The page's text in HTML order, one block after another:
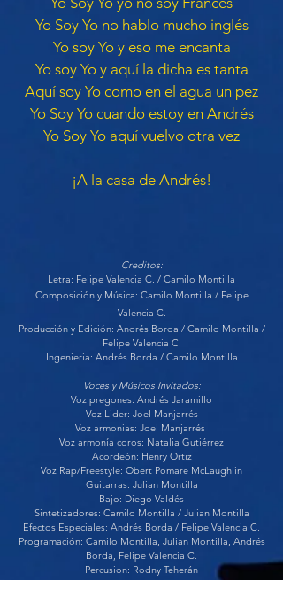
Yo Soy Yo no hablo mucho inglés
Yo soy Yo y eso me encanta
Yo soy Yo y aquí la dicha es tanta
Aquí soy Yo como en el agua un pez
Yo Soy Yo cuando estoy en Andrés
Yo Soy Yo aquí vuelvo otra vez
¡A la casa de Andrés!
Creditos:
Letra: Felipe Valencia C. / Camilo Montilla
Composición y Música: Camilo Montilla / Felipe
Valencia C.
Producción y Edición: Andrés Borda / Camilo Montilla /
Felipe Valencia C.
Ingenieria: Andrés Borda / Camilo Montilla
Voces y Músicos Invitados:
Voz pregones: Andrés Jaramillo
Voz Lider: Joel Manjarrés
Voz armonias: Joel Manjarrés
Voz armonía coros: Natalia Gutiérrez
Acordeón: Henry Ortiz
Voz Rap/Freestyle: Obert Pomare McLaughlin
Guitarras: Julian Montilla
Bajo: Diego Valdés
Sintetizadores: Camilo Montilla / Julian Montilla
Efectos Especiales: Andrés Borda / Felipe Valencia C.
Programación: Camilo Montilla, Julian Montilla, Andrés
Borda, Felipe Valencia C.
Percusion: Rodny Teherán
Mix: Andrés Borda / Camilo Montilla / Felipe Valencia